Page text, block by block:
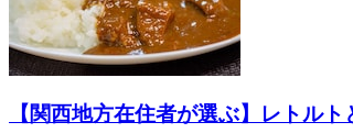
【関西地方在住者が選ぶ】レトル